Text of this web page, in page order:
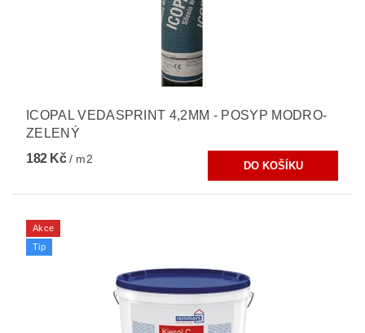
ICOPAL VEDASPRINT 4,2MM - POSYP MODRO-
ZELENÝ
182 Kč/ m2
Akce
Tip